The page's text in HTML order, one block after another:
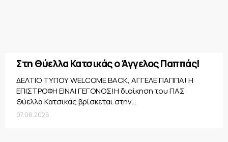
Στη Θύελλα Κατσικάς ο Άγγελος Παππάς!
ΔΕΛΤΙΟ ΤΥΠΟΥ WELCOME BACK, ΑΓΓΕΛΕ ΠΑΠΠΑ! Η
ΕΠΙΣΤΡΟΦΗ ΕΙΝΑΙ ΓΕΓΟΝΟΣ!Η διοίκηση του ΠΑΣ
Θύελλα Κατσικάς βρίσκεται στην...
07.08.2026